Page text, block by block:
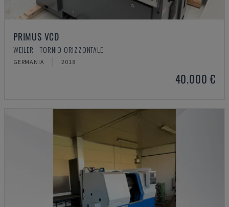
PRIMUS VCD
WEILER - TORNIO ORIZZONTALE
GERMANIA 2018
40.000 €